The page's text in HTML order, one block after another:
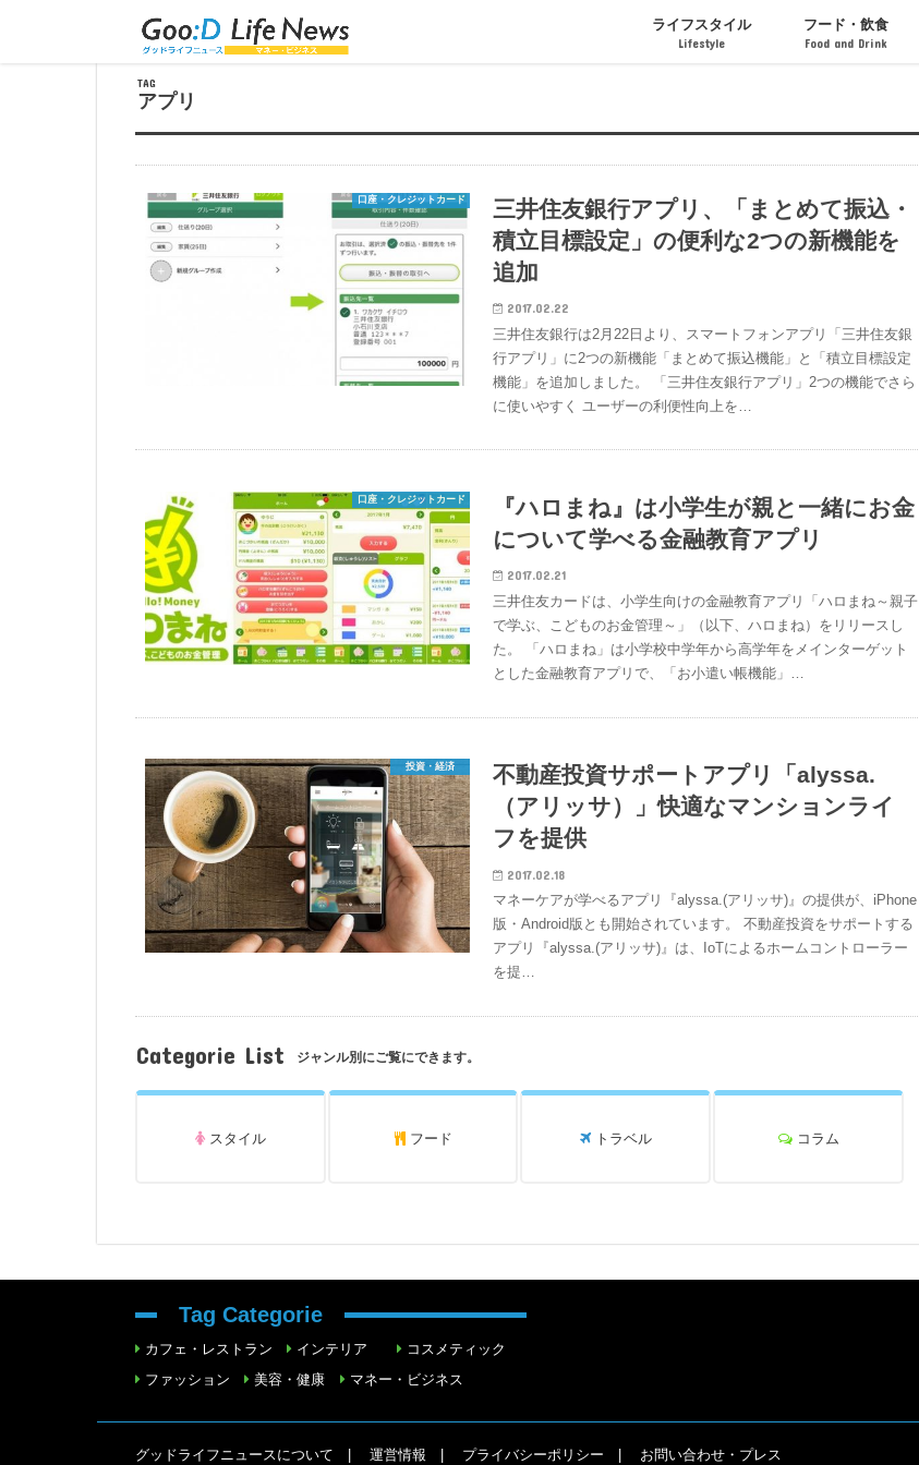
ライフスタイル
Lifestyle
フード・飲食
Food and Drink
TAG
アプリ
口座・クレジットカード
三井住友銀行アプリ、「まとめて振込・
積立目標設定」の便利な2つの新機能を
追加
2017.02.22
三井住友銀行は2月22日より、スマートフォンアプリ「三井住友銀
行アプリ」に2つの新機能「まとめて振込機能」と「積立目標設定
機能」を追加しました。 「三井住友銀行アプリ」2つの機能でさら
に使いやすく ユーザーの利便性向上を…
口座・クレジットカード
『ハロまね』は小学生が親と一緒にお金
について学べる金融教育アプリ
2017.02.21
三井住友カードは、小学生向けの金融教育アプリ「ハロまね～親子
で学ぶ、こどものお金管理～」（以下、ハロまね）をリリースし
た。 「ハロまね」は小学校中学年から高学年をメインターゲット
とした金融教育アプリで、「お小遣い帳機能」…
投資・経済
不動産投資サポートアプリ「alyssa.
（アリッサ）」快適なマンションライ
フを提供
2017.02.18
マネーケアが学べるアプリ『alyssa.(アリッサ)』の提供が、iPhone
版・Android版とも開始されています。 不動産投資をサポートする
アプリ『alyssa.(アリッサ)』は、IoTによるホームコントローラー
を提…
Categorie List ジャンル別にご覧にできます。
スタイル フード トラベル コラム
Tag Categorie
カフェ・レストラン インテリア
コスメティック
ファッション
美容・健康 マネー・ビジネス
グッドライフニュースについて 運営情報 プライバシーポリシー お問い合わせ・プレス